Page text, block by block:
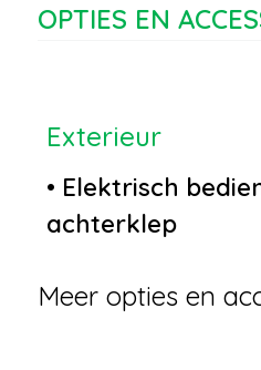
OPTIES EN
Exterieur
• Elektrisch
achterklep
Meer opties en